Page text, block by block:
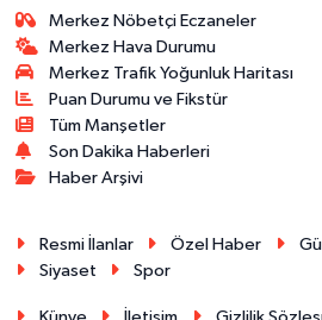
Merkez Nöbetçi Eczaneler
Merkez Hava Durumu
Merkez Trafik Yoğunluk Haritası
Puan Durumu ve Fikstür
Tüm Manşetler
Son Dakika Haberleri
Haber Arşivi
Resmi İlanlar Özel Haber
Siyaset
Spor